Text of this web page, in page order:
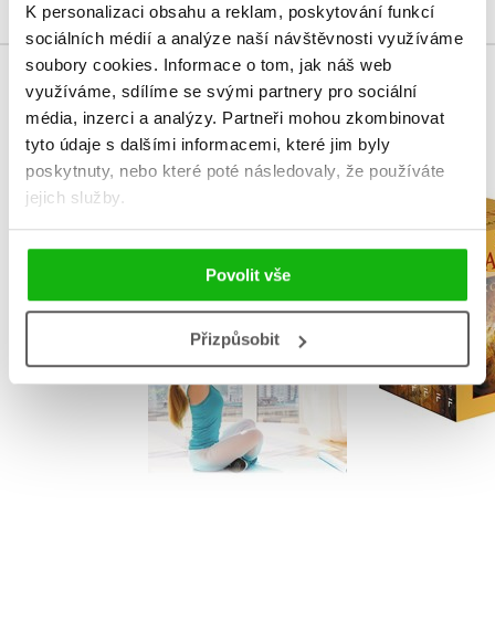
K personalizaci obsahu a reklam, poskytování funkcí
sociálních médií a analýze naší návštěvnosti využíváme
soubory cookies. Informace o tom, jak náš web
využíváme, sdílíme se svými partnery pro sociální
média, inzerci a analýzy. Partneři mohou zkombinovat
tyto údaje s dalšími informacemi, které jim byly
poskytnuty, nebo které poté následovaly, že používáte
jejich služby.
Povolit vše
Přizpůsobit
MOHLO BY VÁS TAKÉ ZAJÍMAT
Mojžíšové od A do Z
Jarmila Novotná
Do košíku
349 Kč
105 Kč
NARNIE
1.-7.díl
C. S.
Do